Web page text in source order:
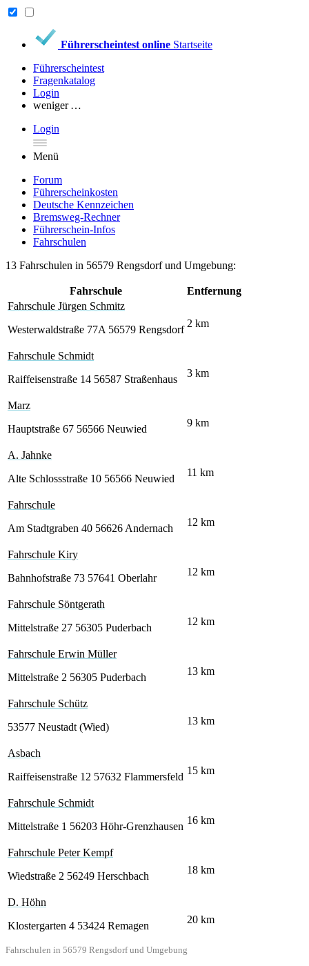
Führerscheintest online Startseite
Führerscheintest
Fragenkatalog
Login
weniger …
Login
Menü
Forum
Führerscheinkosten
Deutsche Kennzeichen
Bremsweg-Rechner
Führerschein-Infos
Fahrschulen
13 Fahrschulen in 56579 Rengsdorf und Umgebung:
Fahrschulen in 56579 Rengsdorf und Umgebung
Fahrschule
Entfernung
Fahrschule Jürgen Schmitz
Westerwaldstraße 77A 56579 Rengsdorf
2 km
Fahrschule Schmidt
Raiffeisenstraße 14 56587 Straßenhaus
3 km
Marz
Hauptstraße 67 56566 Neuwied
9 km
A. Jahnke
Alte Schlossstraße 10 56566 Neuwied
11 km
Fahrschule
Am Stadtgraben 40 56626 Andernach
12 km
Fahrschule Kiry
Bahnhofstraße 73 57641 Oberlahr
12 km
Fahrschule Söntgerath
Mittelstraße 27 56305 Puderbach
12 km
Fahrschule Erwin Müller
Mittelstraße 2 56305 Puderbach
13 km
Fahrschule Schütz
53577 Neustadt (Wied)
13 km
Asbach
Raiffeisenstraße 12 57632 Flammersfeld
15 km
Fahrschule Schmidt
Mittelstraße 1 56203 Höhr-Grenzhausen
16 km
Fahrschule Peter Kempf
Wiedstraße 2 56249 Herschbach
18 km
D. Höhn
Klostergarten 4 53424 Remagen
20 km